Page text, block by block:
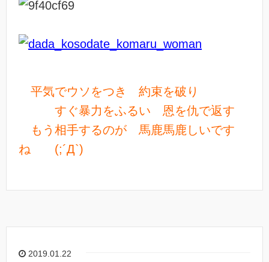
平気でウソをつき 約束を破り
すぐ暴力をふるい 恩を仇で返す
もう相手するのが 馬鹿馬鹿しいです
ね (;´Д`)
2019.01.22